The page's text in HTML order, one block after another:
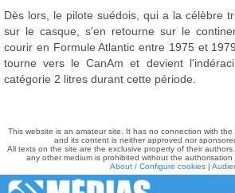
Dès lors, le pilote suédois, qui a la célèbre
sur le casque, s'en retourne sur le
courir en Formule Atlantic entre 1975 et
tourne vers le CanAm et devient
catégorie 2 litres durant cette période.
This website is an amateur site. It has no connection with the
and its content is neither approved nor
All texts on the site are the exclusive property of their
any other medium is prohibited without the authorisation
About / Configure cookies |